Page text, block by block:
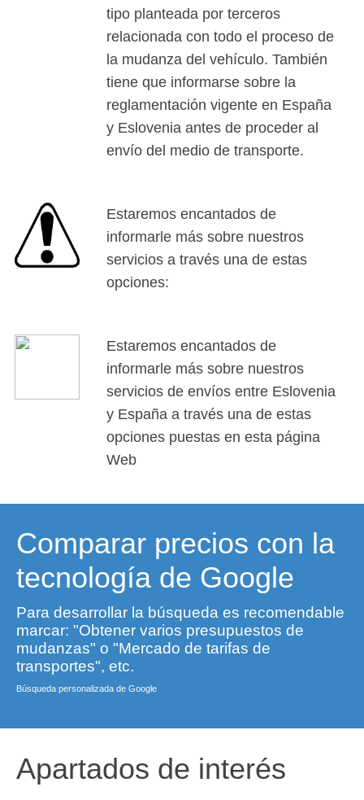
tipo planteada por terceros
relacionada con todo el proceso de
la mudanza del vehículo. También
tiene que informarse sobre la
reglamentación vigente en España
y Eslovenia antes de proceder al
envío del medio de transporte.
Estaremos encantados de
informarle más sobre nuestros
servicios a través una de estas
opciones:
Estaremos encantados de
informarle más sobre nuestros
servicios de envíos entre Eslovenia
y España a través una de estas
opciones puestas en esta página
Web
Comparar precios con la
tecnología de Google
Para desarrollar la búsqueda es recomendable
marcar: "Obtener varios presupuestos de
mudanzas" o "Mercado de tarifas de
transportes", etc.
Búsqueda personalizada de Google
Apartados de interés